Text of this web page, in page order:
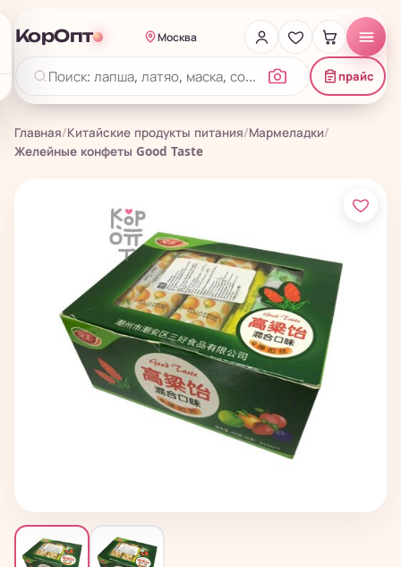
КорОпт Москва
прайс
Главная/Китайские продукты питания/Мармеладки/
Желейные конфеты Good Taste